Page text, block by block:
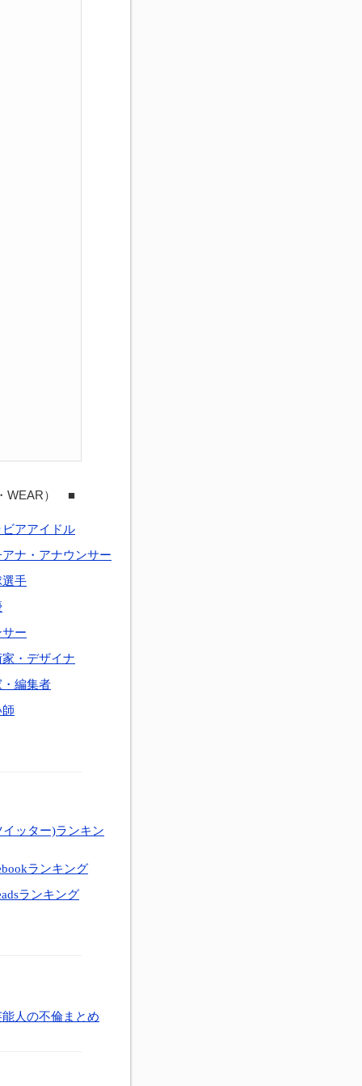
WEAR） ■
ビアアイドル
ナ・アナウンサー
選手
サー
・デザイナ
・編集者
師
ッター)ランキン
ランキング
ランキング
能人の不倫まとめ